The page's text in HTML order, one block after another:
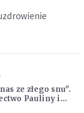
ze złego snu".
Pauliny i
są razem dzięki